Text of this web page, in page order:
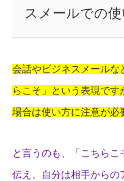
スメールでの
会話やビジネスメールな
らこそ」という表現で
場合は使い方に注意が必
と言うのも、「こちら
伝え、自分は相手からの